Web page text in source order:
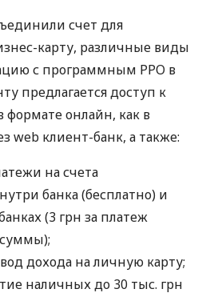
счет для
карту, различные виды
с программным РРО в
предлагается доступ к
онлайн, как в
web клиент-банк, а также:
на счета
банка (бесплатно) и
(3 грн за платеж
дохода на личную карту;
наличных до 30 тыс. грн